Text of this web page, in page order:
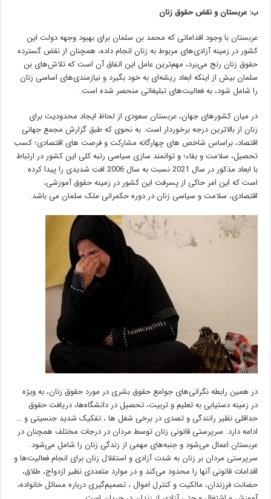
ب: عربستان و نقض حقوق زنان
عربستان با وجود اقداماتی که محمد بن سلمان برای بهبود وجهه دولت این
کشور در زمینه آزادی‌های مربوط به زنان انجام داده، همچنان از نقض گسترده
حقوق زنان رنج می‌برد، مهم‌ترین عامل این اتفاق آن است که تلاش‌های بن
سلمان بیش از اینکه ابعاد ریشه‌ای به خود بگیرد و نیازمندی‌های اساسی زنان
را شامل شود، به فعالیت‌های تبلیغاتی منحصر شده است.
در میان کشورهای جهان، عربستان سعودی از لحاظ ایجاد محدودیت برای
زنان از بالاترین درجه برخوردار است. به نحوی که طبق گزارش مجمع جهانی
اقتصاد، براساس شاخص ­های چهارگانه مشارکت و فرصت های اقتصادی؛ کسب
تحصیل، سلامت و بقاء؛ و توانمند سازی سیاسی رتبه کلی این کشور در ارتباط
با ابعاد مذکور در سال 2021 نسبت به سال 2006 افت شدیدی را پیدا کرده
است که این امر حاکی از پسرفت این کشور در زمینه حقوق آموزشی،
اقتصادی، سلامت و سیاسی زنان در دوره حکمرانی ملک سلمان می­ باشد.
در همین رابطه نگرانی‌های جوامع حقوق بشری در مورد حقوق زنان، به ویژه
در زمینه دستیابی به تعلیم و تربیت، تحصیل در دانشگاه‌ها، دریافت حقوق
حداقلی نظیر رانندگی و تصدی در برخی شغل ها ، تفکیک شدید جنسیتی و …
ادامه دارد. سرپرستی قانونی زنان توسط مردان در درجات مختلف همچنان در
عربستان اعمال می‌شود و جنبه‌های مهمی از زندگی زنان را شامل می‌شود.
سرپرستی مردان بر زنان به شدت آزادی و استقلال زنان برای انجام فعالیت‌ها و
اقدامات قانونی آنها را محدود می‌کند و در موارد متعددی نظیر ازدواج، طلاق،
حضانت فرزندان، مالکیت و کنترل اموال ، تصمیم‌گیری درباره مسائل خانواده،